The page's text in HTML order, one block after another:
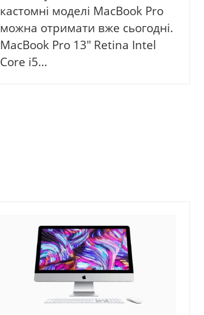
кастомні моделі MacBook Pro
можна отримати вже сьогодні.
MacBook Pro 13″ Retina Intel
Core i5...